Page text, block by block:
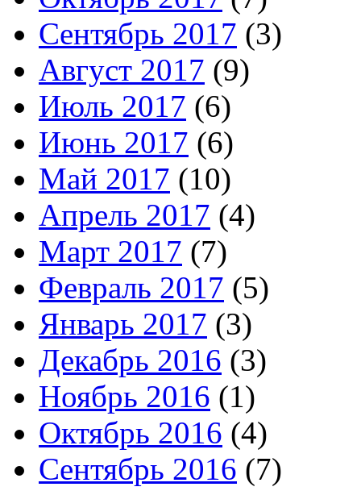
Сентябрь 2017 (3)
Август 2017 (9)
Июль 2017 (6)
Июнь 2017 (6)
Май 2017 (10)
Апрель 2017 (4)
Март 2017 (7)
Февраль 2017 (5)
Январь 2017 (3)
Декабрь 2016 (3)
Ноябрь 2016 (1)
Октябрь 2016 (4)
Сентябрь 2016 (7)